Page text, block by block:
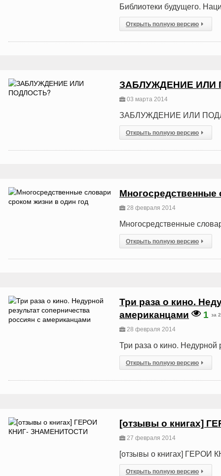
Библиотеки будущего.
Открыть полную версию
ЗАБЛУЖДЕНИЕ ИЛИ
03 марта 2014
ЗАБЛУЖДЕНИЕ ИЛИ
Открыть полную версию
Многосредственные
28 февраля 2014
Многосредственные
Открыть полную версию
Три раза о кино.
американцами
1 за
28 февраля 2014
Три раза о кино. Недурной
Открыть полную версию
[отзывы о книгах]
27 февраля 2014
[отзывы о книгах]
Открыть полную версию